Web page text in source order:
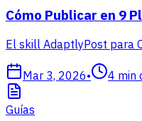
Cómo Publicar en 9
El skill AdaptlyPost para
Mar 3, 2026• 4 min
Guías